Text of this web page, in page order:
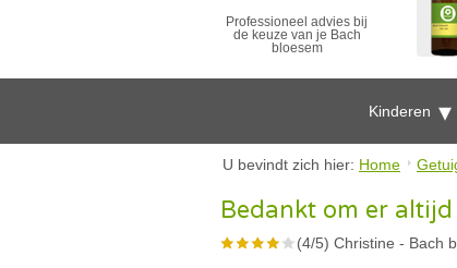
Professioneel advies bij
de keuze van je Bach
bloesem
Kinderen
U bevindt zich hier: Home
Bedankt om er
(4/5) Christine - Bach